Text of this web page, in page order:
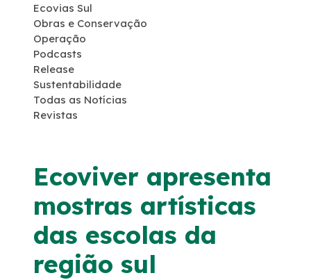
Links Úteis
SAU's
Carta ao Usuário
Notícias
Podcasts
Ecovias Sul
Obras e Conservação
Operação
Podcasts
Release
Sustentabilidade
Todas as Notícias
Revistas
Ecoviver apresenta
mostras artísticas
das escolas da
região sul